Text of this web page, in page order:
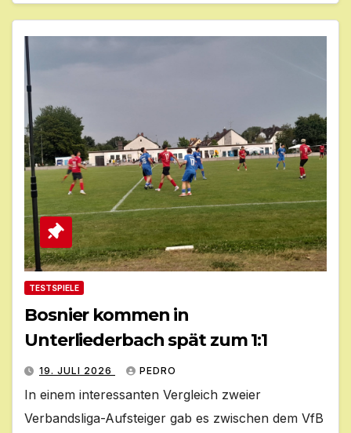
TESTSPIELE
Bosnier kommen in
Unterliederbach spät zum 1:1
19. JULI 2026 PEDRO
In einem interessanten Vergleich zweier
Verbandsliga-Aufsteiger gab es zwischen dem VfB